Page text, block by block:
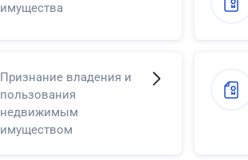
имущества
Признание владения и
пользования
недвижимым
имуществом